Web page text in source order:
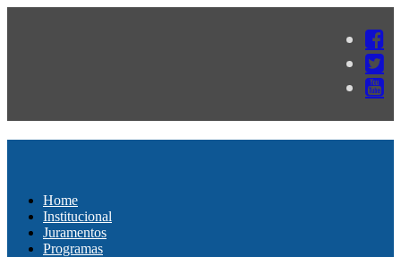
Home
Institucional
Juramentos
Programas